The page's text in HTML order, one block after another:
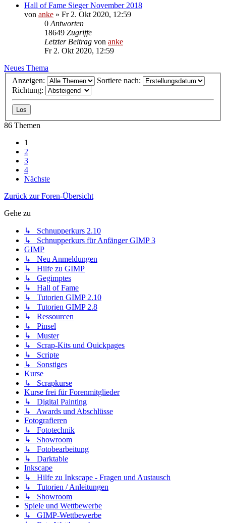
Hall of Fame Sieger November 2018
von anke » Fr 2. Okt 2020, 12:59
0 Antworten
18649 Zugriffe
Letzter Beitrag von anke
Fr 2. Okt 2020, 12:59
Neues Thema
Anzeigen:
Sortiere nach:
Richtung:
86 Themen
1
2
3
4
Nächste
Zurück zur Foren-Übersicht
Gehe zu
↳ Schnupperkurs 2.10
↳ Schnupperkurs für Anfänger GIMP 3
GIMP
↳ Neu Anmeldungen
↳ Hilfe zu GIMP
↳ Gegimptes
↳ Hall of Fame
↳ Tutorien GIMP 2.10
↳ Tutorien GIMP 2.8
↳ Ressourcen
↳ Pinsel
↳ Muster
↳ Scrap-Kits und Quickpages
↳ Scripte
↳ Sonstiges
Kurse
↳ Scrapkurse
Kurse frei für Forenmitglieder
↳ Digital Painting
↳ Awards und Abschlüsse
Fotografieren
↳ Fototechnik
↳ Showroom
↳ Fotobearbeitung
↳ Darktable
Inkscape
↳ Hilfe zu Inkscape - Fragen und Austausch
↳ Tutorien / Anleitungen
↳ Showroom
Spiele und Wettbewerbe
↳ GIMP-Wettbewerbe